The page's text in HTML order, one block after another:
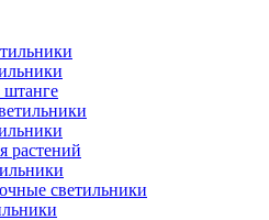
растений
светильники